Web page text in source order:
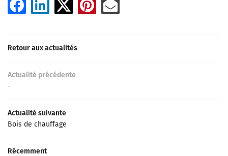
AVIS
Retour aux actualités
Actualité précédente
-
Actualité suivante
Bois de chauffage
Récemment